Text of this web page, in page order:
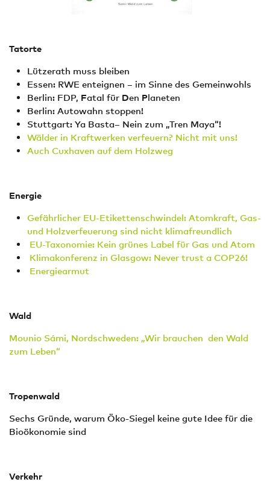
Tatorte
Lützerath muss bleiben
Essen: RWE enteignen – im Sinne des Gemeinwohls
Berlin: FDP, Fatal für Den Planeten
Berlin: Autowahn stoppen!
Stuttgart: Ya Basta– Nein zum „Tren Maya“!
Wälder in Kraftwerken verfeuern? Nicht mit uns!
Auch Cuxhaven auf dem Holzweg
Energie
Gefährlicher EU-Etikettenschwindel: Atomkraft, Gas-
und Holzver­feuerung sind nicht klimafreundlich
EU-Taxonomie: Kein grünes Label für Gas und Atom
Klimakonferenz in Glasgow: Never trust a COP26!
Energiearmut
Wald
Mounio Sámi, Nordschweden: „Wir brauchen den Wald
zum Leben“
Tropenwald
Sechs Gründe, warum Öko-Siegel keine gute Idee für die
Bioökonomie sind
Verkehr